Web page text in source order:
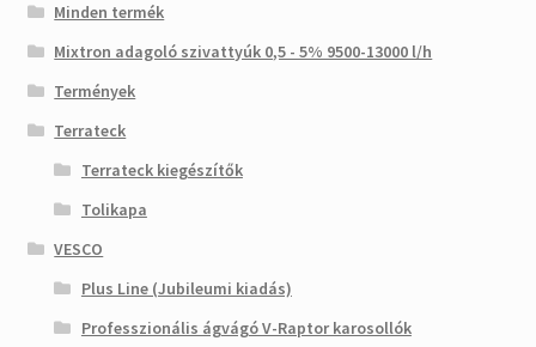
Minden termék
Mixtron adagoló szivattyúk 0,5 - 5% 9500-13000 l/h
Termények
Terrateck
Terrateck kiegészítők
Tolikapa
VESCO
Plus Line (Jubileumi kiadás)
Professzionális ágvágó V-Raptor karosollók